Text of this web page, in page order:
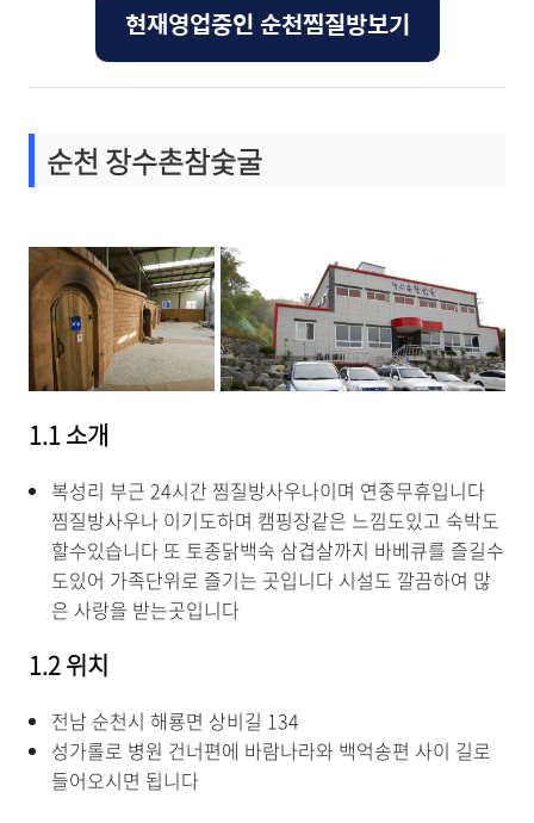
현재영업중인 순천찜질방보기
순천 장수촌참숯굴
1.1 소개
복성리 부근 24시간 찜질방사우나이며 연중무휴입니다
찜질방사우나 이기도하며 캠핑장같은 느낌도있고 숙박도
할수있습니다 또 토종닭백숙 삼겹살까지 바베큐를 즐길수
도있어 가족단위로 즐기는 곳입니다 시설도 깔끔하여 많
은 사랑을 받는곳입니다
1.2 위치
전남 순천시 해룡면 상비길 134
성가롤로 병원 건너편에 바람나라와 백억송편 사이 길로
들어오시면 됩니다